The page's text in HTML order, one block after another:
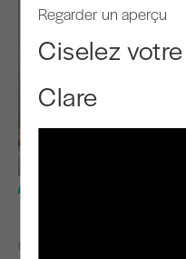
Regarder un aperçu
Ciselez
Clare
ENSEIGNANT